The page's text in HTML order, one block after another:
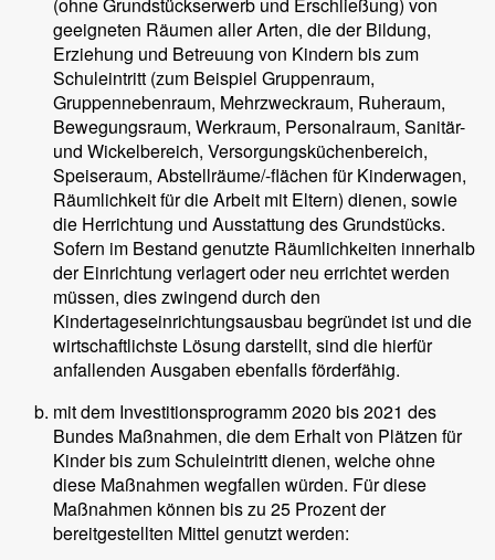
geeigneten Räumen aller Arten, die der Bildung,
Erziehung und Betreuung von Kindern bis zum
Schuleintritt (zum Beispiel Gruppenraum,
Gruppennebenraum, Mehrzweckraum, Ruheraum,
Bewegungsraum, Werkraum, Personalraum, Sanitär-
und Wickelbereich, Versorgungsküchenbereich,
Speiseraum, Abstellräume/-flächen für Kinderwagen,
Räumlichkeit für die Arbeit mit Eltern) dienen, sowie
die Herrichtung und Ausstattung des Grundstücks.
Sofern im Bestand genutzte Räumlichkeiten innerhalb
der Einrichtung verlagert oder neu errichtet werden
müssen, dies zwingend durch den
Kindertageseinrichtungsausbau begründet ist und die
wirtschaftlichste Lösung darstellt, sind die hierfür
anfallenden Ausgaben ebenfalls förderfähig.
mit dem Investitionsprogramm 2020 bis 2021 des
Bundes Maßnahmen, die dem Erhalt von Plätzen für
Kinder bis zum Schuleintritt dienen, welche ohne
diese Maßnahmen wegfallen würden. Für diese
Maßnahmen können bis zu 25 Prozent der
bereitgestellten Mittel genutzt werden: